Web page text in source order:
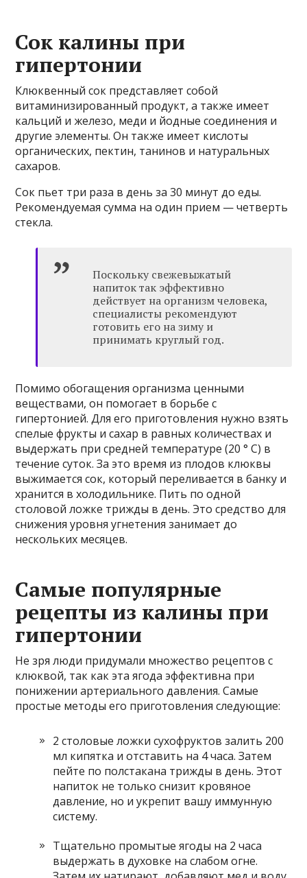
Сок калины при
гипертонии
Клюквенный сок представляет собой
витаминизированный продукт, а также имеет
кальций и железо, меди и йодные соединения и
другие элементы. Он также имеет кислоты
органических, пектин, танинов и натуральных
сахаров.
Сок пьет три раза в день за 30 минут до еды.
Рекомендуемая сумма на один прием — четверть
стекла.
Поскольку свежевыжатый
напиток так эффективно
действует на организм человека,
специалисты рекомендуют
готовить его на зиму и
принимать круглый год.
Помимо обогащения организма ценными
веществами, он помогает в борьбе с
гипертонией. Для его приготовления нужно взять
спелые фрукты и сахар в равных количествах и
выдержать при средней температуре (20 ° C) в
течение суток. За это время из плодов клюквы
выжимается сок, который переливается в банку и
хранится в холодильнике. Пить по одной
столовой ложке трижды в день. Это средство для
снижения уровня угнетения занимает до
нескольких месяцев.
Самые популярные
рецепты из калины при
гипертонии
Не зря люди придумали множество рецептов с
клюквой, так как эта ягода эффективна при
понижении артериального давления. Самые
простые методы его приготовления следующие:
2 столовые ложки сухофруктов залить 200
мл кипятка и отставить на 4 часа. Затем
пейте по полстакана трижды в день. Этот
напиток не только снизит кровяное
давление, но и укрепит вашу иммунную
систему.
Тщательно промытые ягоды на 2 часа
выдержать в духовке на слабом огне.